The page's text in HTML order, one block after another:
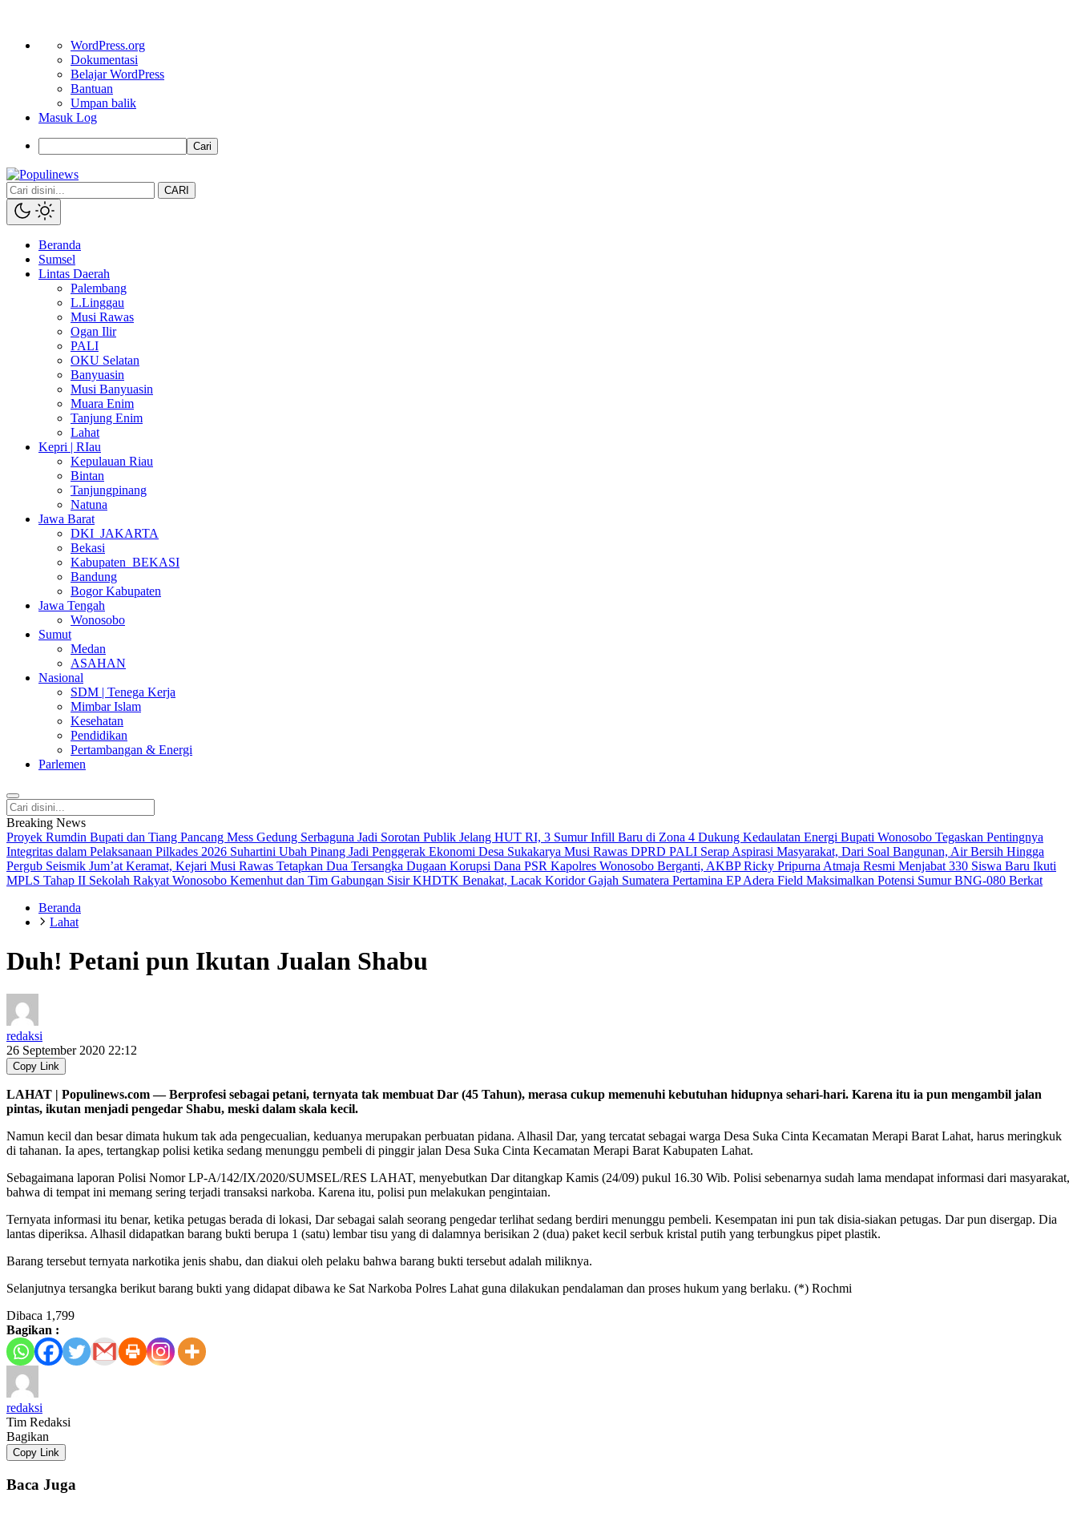
Tentang
WordPress
WordPress.org
Dokumentasi
Belajar WordPress
Bantuan
Umpan balik
Masuk Log
Cari
CARI
Beranda
Sumsel
Lintas Daerah
Palembang
L.Linggau
Musi Rawas
Ogan Ilir
PALI
OKU Selatan
Banyuasin
Musi Banyuasin
Muara Enim
Tanjung Enim
Lahat
Kepri | RIau
Kepulauan Riau
Bintan
Tanjungpinang
Natuna
Jawa Barat
DKI_JAKARTA
Bekasi
Kabupaten_BEKASI
Bandung
Bogor Kabupaten
Jawa Tengah
Wonosobo
Sumut
Medan
ASAHAN
Nasional
SDM | Tenega Kerja
Mimbar Islam
Kesehatan
Pendidikan
Pertambangan & Energi
Parlemen
Breaking News
Proyek Rumdin Bupati dan Tiang Pancang Mess Gedung Serbaguna Jadi Sorotan Publik Jelang HUT RI, 3 Sumur Infill Baru di Zona 4 Dukung Kedaulatan Energi Bupati Wonosobo Tegaskan Pentingnya
Integritas dalam Pelaksanaan Pilkades 2026 Suhartini Ubah Pinang Jadi Penggerak Ekonomi Desa Sukakarya Musi Rawas DPRD PALI Serap Aspirasi Masyarakat, Dari Soal Bangunan, Air Bersih Hingga
Pergub Seismik Jum’at Keramat, Kejari Musi Rawas Tetapkan Dua Tersangka Dugaan Korupsi Dana PSR Kapolres Wonosobo Berganti, AKBP Ricky Pripurna Atmaja Resmi Menjabat 330 Siswa Baru Ikuti
MPLS Tahap II Sekolah Rakyat Wonosobo Kemenhut dan Tim Gabungan Sisir KHDTK Benakat, Lacak Koridor Gajah Sumatera Pertamina EP Adera Field Maksimalkan Potensi Sumur BNG-080 Berkat
Beranda
Lahat
Duh! Petani pun Ikutan Jualan Shabu
redaksi
26 September 2020 22:12
Copy Link
LAHAT | Populinews.com — Berprofesi sebagai petani, ternyata tak membuat Dar (45 Tahun), merasa cukup memenuhi kebutuhan hidupnya sehari-hari. Karena itu ia pun mengambil jalan
pintas, ikutan menjadi pengedar Shabu, meski dalam skala kecil.
Namun kecil dan besar dimata hukum tak ada pengecualian, keduanya merupakan perbuatan pidana. Alhasil Dar, yang tercatat sebagai warga Desa Suka Cinta Kecamatan Merapi Barat Lahat, harus meringkuk
di tahanan. Ia apes, tertangkap polisi ketika sedang menunggu pembeli di pinggir jalan Desa Suka Cinta Kecamatan Merapi Barat Kabupaten Lahat.
Sebagaimana laporan Polisi Nomor LP-A/142/IX/2020/SUMSEL/RES LAHAT, menyebutkan Dar ditangkap Kamis (24/09) pukul 16.30 Wib. Polisi sebenarnya sudah lama mendapat informasi dari masyarakat,
bahwa di tempat ini memang sering terjadi transaksi narkoba. Karena itu, polisi pun melakukan pengintaian.
Ternyata informasi itu benar, ketika petugas berada di lokasi, Dar sebagai salah seorang pengedar terlihat sedang berdiri menunggu pembeli. Kesempatan ini pun tak disia-siakan petugas. Dar pun disergap. Dia
lantas diperiksa. Alhasil didapatkan barang bukti berupa 1 (satu) lembar tisu yang di dalamnya berisikan 2 (dua) paket kecil serbuk kristal putih yang terbungkus pipet plastik.
Barang tersebut ternyata narkotika jenis shabu, dan diakui oleh pelaku bahwa barang bukti tersebut adalah miliknya.
Selanjutnya tersangka berikut barang bukti yang didapat dibawa ke Sat Narkoba Polres Lahat guna dilakukan pendalaman dan proses hukum yang berlaku. (*) Rochmi
Dibaca 1,799
Bagikan :
redaksi
Tim Redaksi
Bagikan
Copy Link
Baca Juga